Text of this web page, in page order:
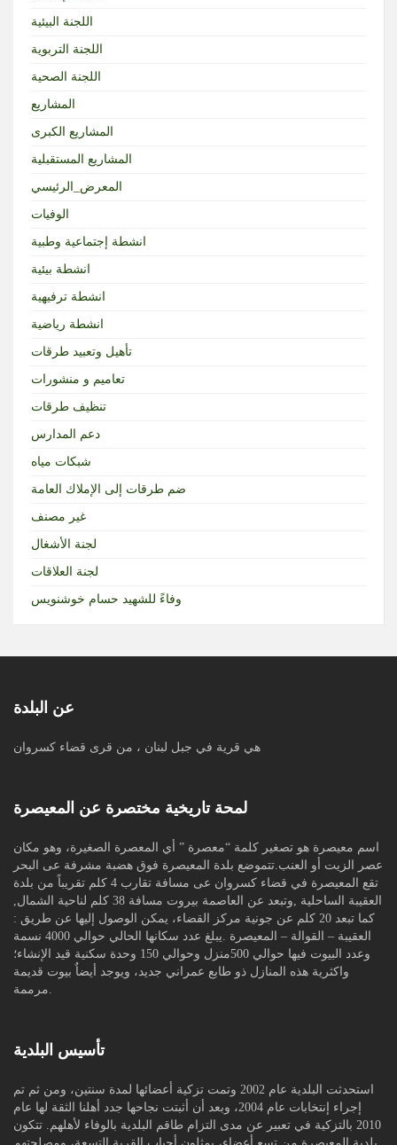
اللجنة البيئية
اللجنة التربوية
اللجنة الصحية
المشاريع
المشاريع الكبرى
المشاريع المستقبلية
المعرض_الرئيسي
الوفيات
انشطة إجتماعية وطبية
انشطة بيئية
انشطة ترفيهية
انشطة رياضية
تأهيل وتعبيد طرقات
تعاميم و منشورات
تنظيف طرقات
دعم المدارس
شبكات مياه
ضم طرقات إلى الإملاك العامة
غير مصنف
لجنة الأشغال
لجنة العلاقات
وفاءً للشهيد حسام خوشنويس
عن البلدة
هي قرية في جبل لبنان ، من قرى قضاء كسروان
لمحة تاريخية مختصرة عن المعيصرة
اسم معيصرة هو تصغير كلمة “معصرة ” أي المعصرة الصغيرة، وهو مكان
عصر الزيت أو العنب.تتموضع بلدة المعيصرة فوق هضبة مشرفة عى البحر
تقع المعيصرة في قضاء كسروان عى مسافة تقارب 4 كلم تقريباً من بلدة
العقيبة الساحلية ,وتبعد عن العاصمة بيروت مسافة 38 كلم لناحية الشمال,
كما تبعد 20 كلم عن جونية مركز القضاء، يمكن الوصول إليها عن طريق :
العقيبة – القوالة – المعيصرة .يبلغ عدد سكانها الحالي حوالي 4000 نسمة
وعدد البيوت فيها حوالي 500منزل وحوالي 150 وحدة سكنية قيد الإنشاء؛
واكثرية هذه المنازل ذو طابع عمراني جديد، ويوجد أيضاٌ بيوت قديمة
مرممة.
تأسيس البلدية
استحدثت البلدية عام 2002 وتمت تزكية أعضائها لمدة سنتين، ومن ثم تم
إجراء إنتخابات عام 2004، وبعد أن أثبتت نجاحها جدد أهلنا الثقة لها عام
2010 بالتزكية في تعبير عن مدى التزام طاقم البلدية بالوفاء لأهلهم. تتكون